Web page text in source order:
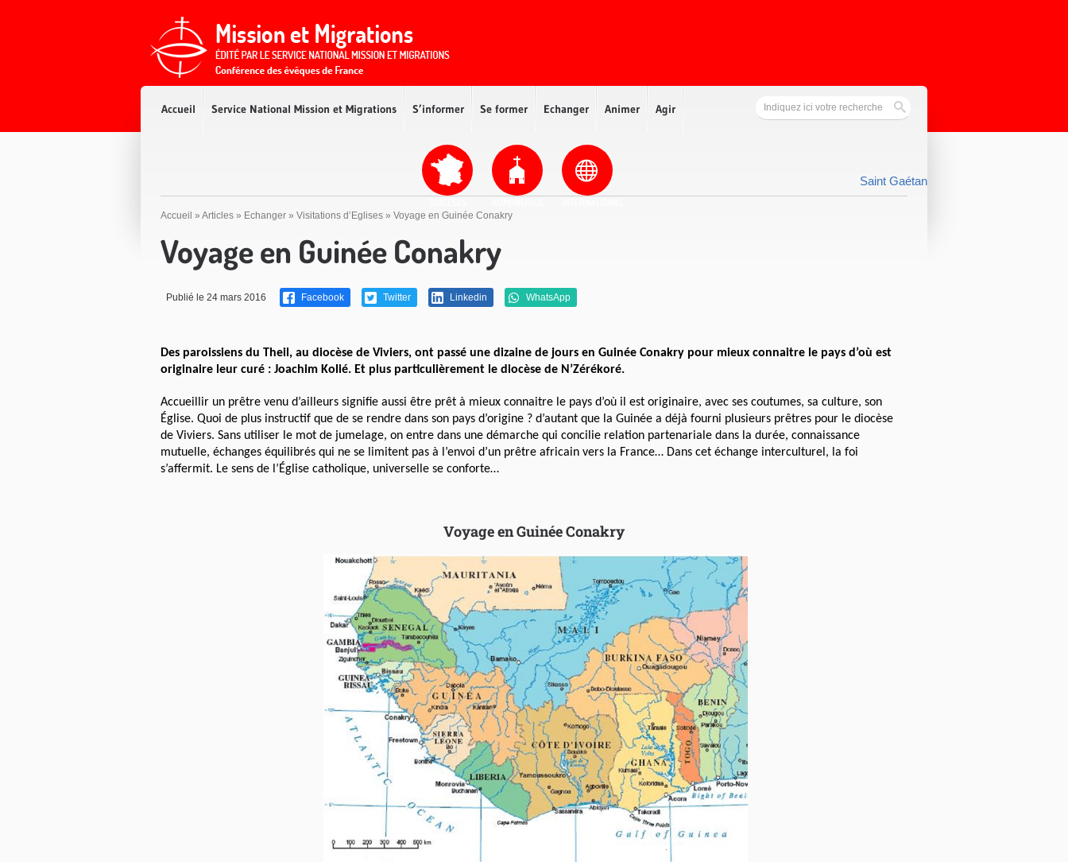
Accueil Service National Mission et Migrations S’informer Se former Echanger Animer Agir
Saint Gaétan
Accueil » Articles » Echanger » Visitations d’Eglises » Voyage en Guinée Conakry
Voyage en Guinée Conakry
Publié le 24 mars 2016 Facebook Twitter Linkedin WhatsApp
Des paroissiens du Theil, au diocèse de Viviers, ont passé une dizaine de jours en Guinée Conakry pour mieux connaitre le pays d’où est
originaire leur curé : Joachim Kolié. Et plus particulièrement le diocèse de N’Zérékoré.
Accueillir un prêtre venu d’ailleurs signifie aussi être prêt à mieux connaitre le pays d’où il est originaire, avec ses coutumes, sa culture, son
Église. Quoi de plus instructif que de se rendre dans son pays d’origine ? d’autant que la Guinée a déjà fourni plusieurs prêtres pour le diocèse
de Viviers. Sans utiliser le mot de jumelage, on entre dans une démarche qui concilie relation partenariale dans la durée, connaissance
mutuelle, échanges équilibrés qui ne se limitent pas à l’envoi d’un prêtre africain vers la France… Dans cet échange interculturel, la foi
s’affermit. Le sens de l’Église catholique, universelle se conforte…
Voyage en Guinée Conakry